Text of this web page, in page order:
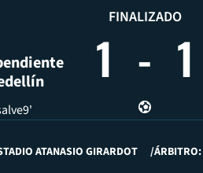
FINALIZADO
1 - 1
9'
ATANASIO GIRARDOT